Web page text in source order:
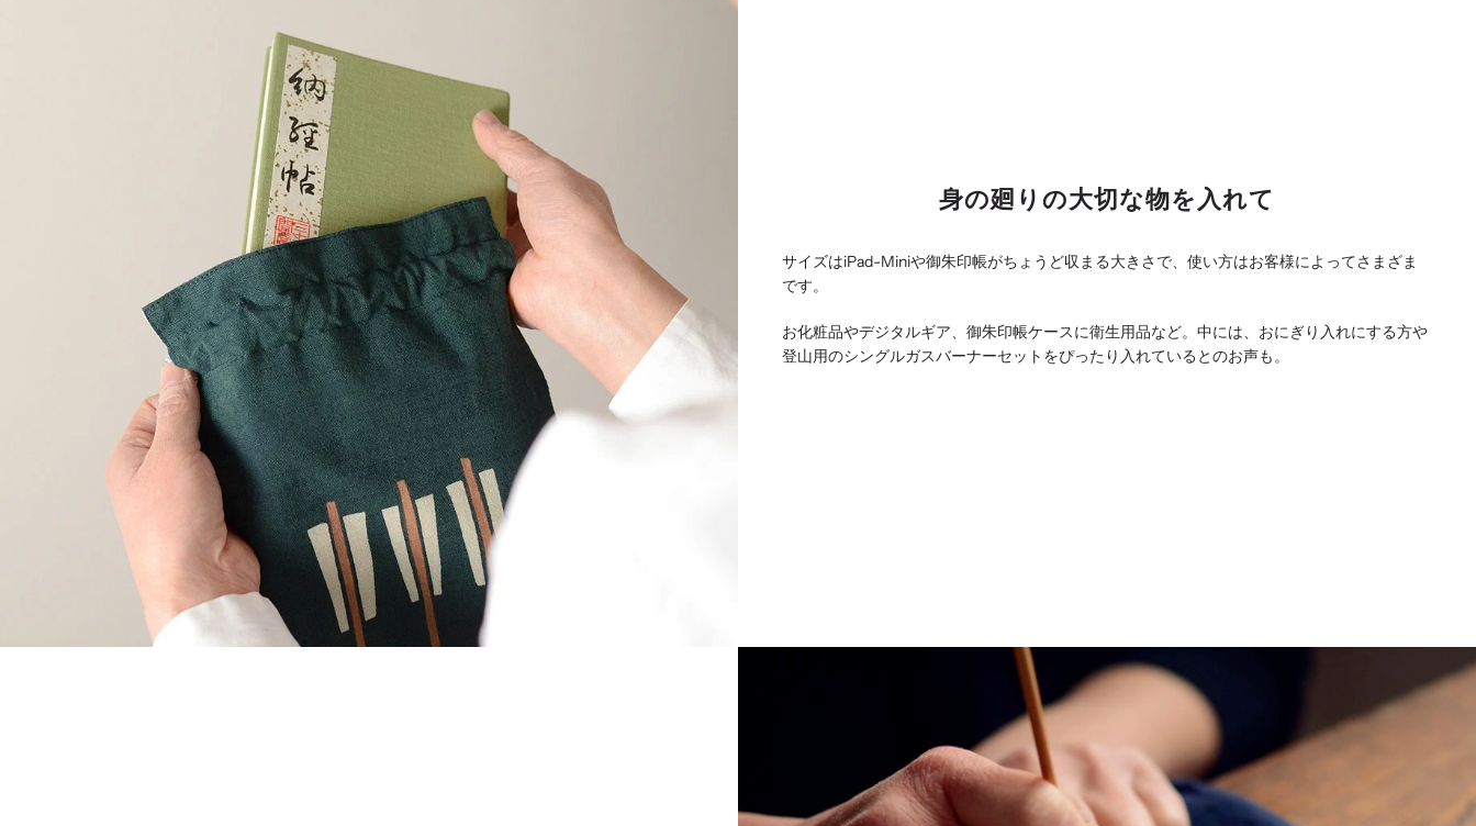
身の廻りの大切な物を入れて
サイズはiPad-Miniや御朱印帳がちょうど収まる大きさで、使い方はお客様によってさまざま
です。
お化粧品やデジタルギア、御朱印帳ケースに衛生用品など。中には、おにぎり入れにする方や
登山用のシングルガスバーナーセットをぴったり入れているとのお声も。